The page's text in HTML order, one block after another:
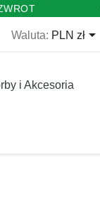
Waluta: PLN zł
i Akcesoria